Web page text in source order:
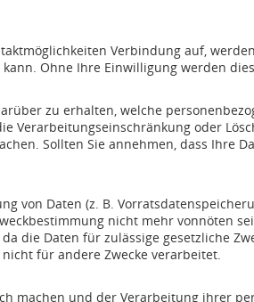
Verbindung auf,
Ohne Ihre Einwilligung werden
zu erhalten, welche
Verarbeitungseinschränkung oder
Sollten Sie annehmen, dass Ihre
von Daten (z. B.
nicht mehr vonnöten
die Daten für zulässige gesetzliche
für andere Zwecke verarbeitet.
machen und der Verarbeitung ihrer